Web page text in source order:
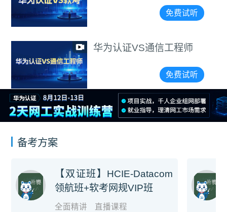
免费试听
免费试听
典型的企业组
备考方案
【双证班】HCIE-Datacom
领航班+软考网规VIP班
全面精讲 直播课程